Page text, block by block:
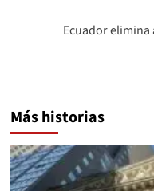
Ecuador elimina
Más historias